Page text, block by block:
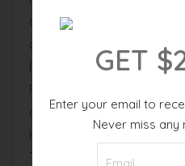
qualitativ hochwertiges
gereifter Käse werden
Dazu gibt es
Pommes Frites.
gesunde Salate,
Hühnchen.
Thunfisch-Filet mit Sesam
GET
Enter your email to
Never miss